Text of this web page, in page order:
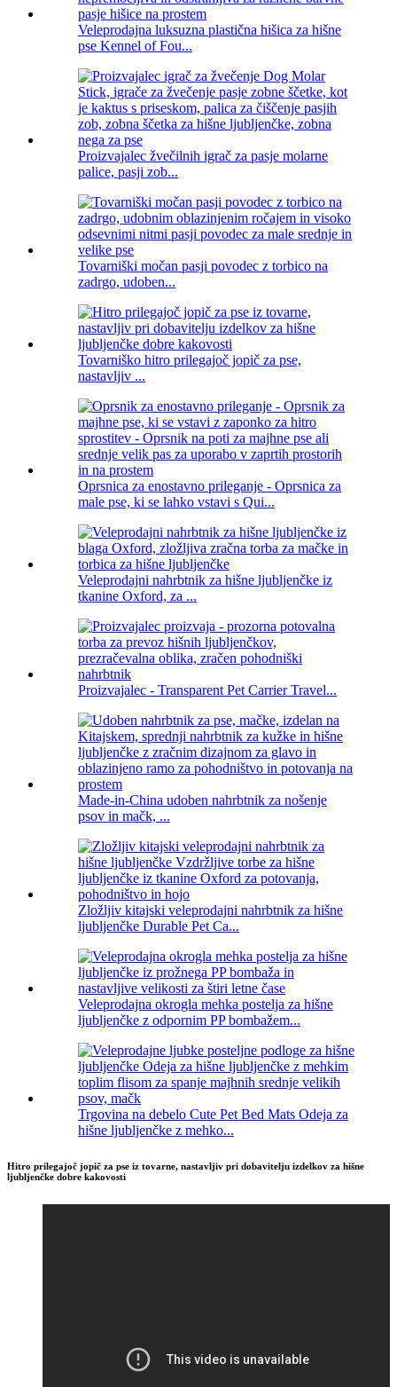
Veleprodajna luksuzna plastična hišica za hišne
pse Kennel of Fou...
Proizvajalec žvečilnih igrač za pasje molarne
palice, pasji zob...
Tovarniški močan pasji povodec z torbico na
zadrgo, udoben...
Tovarniško hitro prilegajoč jopič za pse,
nastavljiv ...
Oprsnica za enostavno prileganje - Oprsnica za
male pse, ki se lahko vstavi s Qui...
Veleprodajni nahrbtnik za hišne ljubljenčke iz
tkanine Oxford, za ...
Proizvajalec - Transparent Pet Carrier Travel...
Made-in-China udoben nahrbtnik za nošenje
psov in mačk, ...
Zložljiv kitajski veleprodajni nahrbtnik za hišne
ljubljenčke Durable Pet Ca...
Veleprodajna okrogla mehka postelja za hišne
ljubljenčke z odpornim PP bombažem...
Trgovina na debelo Cute Pet Bed Mats Odeja za
hišne ljubljenčke z mehko...
Hitro prilegajoč jopič za pse iz tovarne, nastavljiv pri dobavitelju izdelkov za hišne
ljubljenčke dobre kakovosti